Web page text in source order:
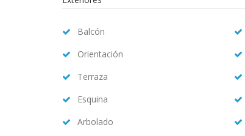
Balcón
Orientación
Terraza
Esquina
Arbolado